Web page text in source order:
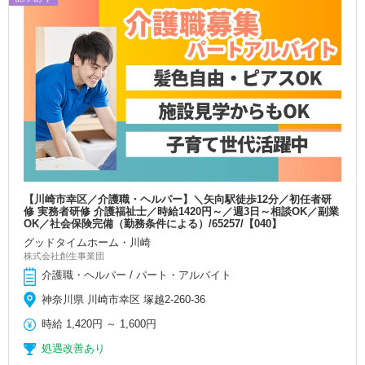
【川崎市幸区／介護職・ヘルパー】＼矢向駅徒歩12分／初任者研
修 実務者研修 介護福祉士／時給1420円～／週3日～相談OK／副業
OK／社会保険完備（勤務条件による）/65257/【040】
グッドタイムホーム・川崎
株式会社創生事業団
介護職・ヘルパー / パート・アルバイト
神奈川県 川崎市幸区 塚越2-260-36
時給 1,420円 ～ 1,600円
処遇改善あり